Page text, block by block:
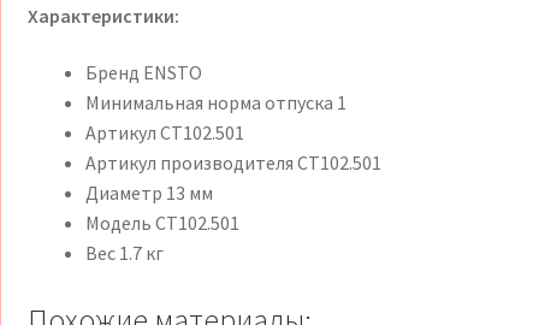
Характеристики:
Бренд ENSTO
Минимальная норма отпуска 1
Артикул CT102.501
Артикул производителя CT102.501
Диаметр 13 мм
Модель CT102.501
Вес 1.7 кг